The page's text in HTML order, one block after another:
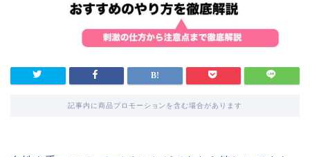
記事内に商品プロモーションを含む場合があります